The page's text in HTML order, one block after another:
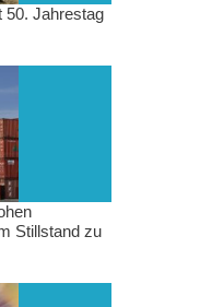
50. Jahrestag
Stillstand zu